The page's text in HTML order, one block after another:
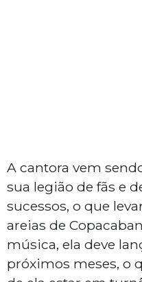
A cantora vem
sua legião de fãs e
sucessos, o que
areias de
música, ela deve
próximos meses, o